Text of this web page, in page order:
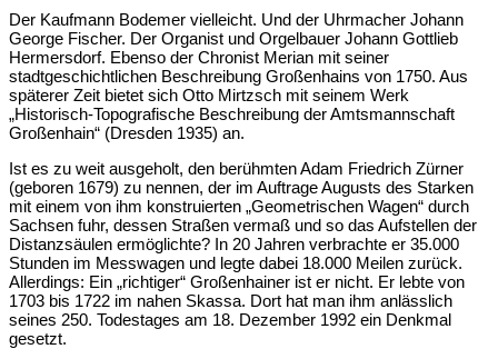
Der Kaufmann Bodemer vielleicht. Und der Uhrmacher Johann
George Fischer. Der Organist und Orgelbauer Johann Gottlieb
Hermersdorf. Ebenso der Chronist Merian mit seiner
stadtgeschichtlichen Beschreibung Großenhains von 1750. Aus
späterer Zeit bietet sich Otto Mirtzsch mit seinem Werk
„Historisch-Topografische Beschreibung der Amtsmannschaft
Großenhain“ (Dresden 1935) an.
Ist es zu weit ausgeholt, den berühmten Adam Friedrich Zürner
(geboren 1679) zu nennen, der im Auftrage Augusts des Starken
mit einem von ihm konstruierten „Geometrischen Wagen“ durch
Sachsen fuhr, dessen Straßen vermaß und so das Aufstellen der
Distanzsäulen ermöglichte? In 20 Jahren verbrachte er 35.000
Stunden im Messwagen und legte dabei 18.000 Meilen zurück.
Allerdings: Ein „richtiger“ Großenhainer ist er nicht. Er lebte von
1703 bis 1722 im nahen Skassa. Dort hat man ihm anlässlich
seines 250. Todestages am 18. Dezember 1992 ein Denkmal
gesetzt.